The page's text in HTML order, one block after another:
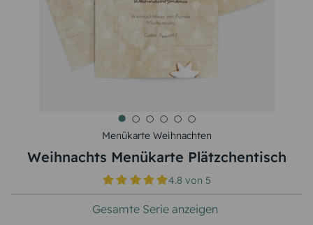
Menükarte Weihnachten
Weihnachts Menükarte Plätzchentisch
4.8 von5
Gesamte Serie anzeigen